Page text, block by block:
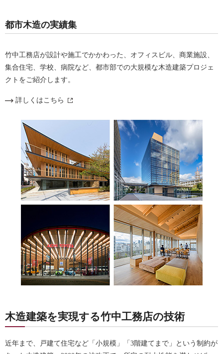
都市木造の実績集
竹中工務店が設計や施工でかかわった、オフィスビル、商業施設、
集合住宅、学校、病院など、都市部での大規模な木造建築プロジェ
クトをご紹介します。
詳しくはこちら
木造建築を実現する竹中工務店の技術
近年まで、戸建て住宅など「小規模」「3階建てまで」という制約が